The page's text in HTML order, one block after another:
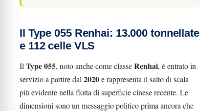
Il Type 055 Renhai: 13.000 tonnellate
e 112 celle VLS
Il Type 055, noto anche come classeRenhai, è entrato in
servizio a partire dal 2020e rappresenta il salto di scala
più evidente nella flotta di superficie cinese recente. Le
dimensioni sono un messaggio politico prima ancora che